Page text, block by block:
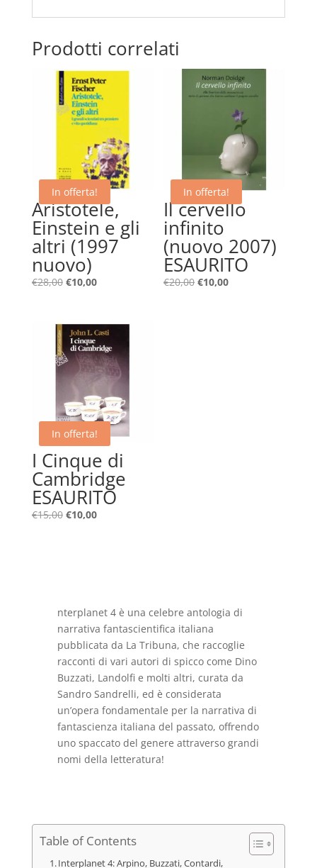
Prodotti correlati
In offerta!
Aristotele,
Einstein e gli
altri (1997
nuovo)
€28,00 Il
era:
€28,00.
€10,00Il
è:
€10,00.
In offerta!
Il cervello
infinito
(nuovo 2007)
ESAURITO
€20,00 Il
€10,00Il
In offerta!
I Cinque di
Cambridge
ESAURITO
€15,00 Il
€10,00Il
nterplanet 4 è una celebre antologia di
narrativa fantascientifica italiana
pubblicata da La Tribuna, che raccoglie
racconti di vari autori di spicco come Dino
Buzzati, Landolfi e molti altri, curata da
Sandro Sandrelli, ed è considerata
un’opera fondamentale per la narrativa di
fantascienza italiana del passato, offrendo
uno spaccato del genere attraverso grandi
nomi della letteratura!
Table of Contents
Interplanet 4: Arpino, Buzzati, Contardi,